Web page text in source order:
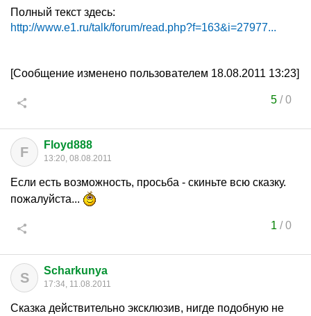
Полный текст здесь:
http://www.e1.ru/talk/forum/read.php?f=163&i=27977...
[Сообщение изменено пользователем 18.08.2011 13:23]
5/0
F Floyd888
13:20, 08.08.2011
Если есть возможность, просьба - скиньте всю сказку.
пожалуйста...
1 /0
S Scharkunya
17:34, 11.08.2011
Сказка действительно эксклюзив, нигде подобную не